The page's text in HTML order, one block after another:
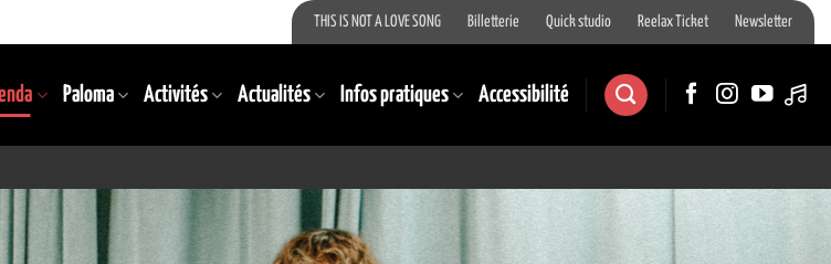
THIS IS NOT A LOVE SONG Billetterie Quick studio Reelax Ticket Newsletter
Paloma Activités Actualités Infos pratiques Accessibilité